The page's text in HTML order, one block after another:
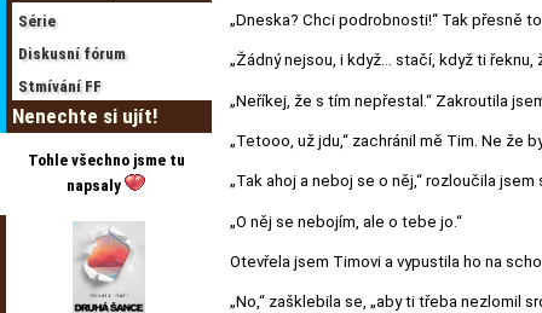
Série
Diskusní fórum
Stmívání FF
Nenechte si ujít!
Tohle všechno jsme tu
napsaly
„Dneska? Chci podrobnosti!“ Tak přesně
„Žádný nejsou, i když… stačí, když ti řeknu,
„Neříkej, že s tím nepřestal.“ Zakroutila
„Tetooo, už jdu,“ zachránil mě Tim. Ne že
„Tak ahoj a neboj se o něj,“ rozloučila jsem
„O něj se nebojím, ale o tebe jo.“
Otevřela jsem Timovi a vypustila ho na
„No,“ zašklebila se, „aby ti třeba nezlomil